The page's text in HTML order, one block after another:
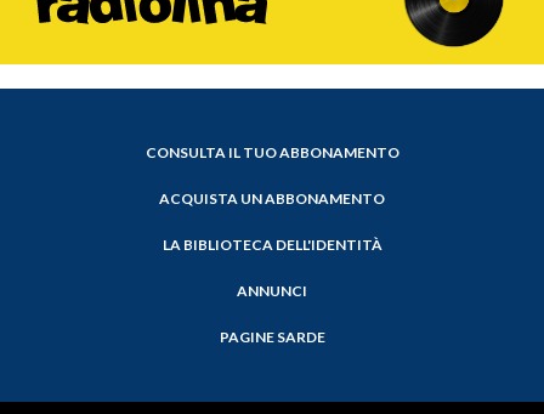
CONSULTA IL TUO ABBONAMENTO
ACQUISTA UN ABBONAMENTO
LA BIBLIOTECA DELL'IDENTITÀ
ANNUNCI
PAGINE SARDE